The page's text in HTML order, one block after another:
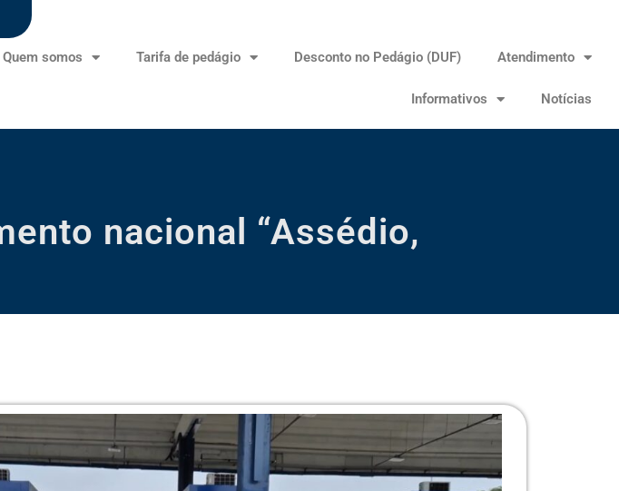
Quem somos Tarifa de pedágio Desconto no Pedágio (DUF) Atendimento
Informativos Notícias
nacional “Assédio,